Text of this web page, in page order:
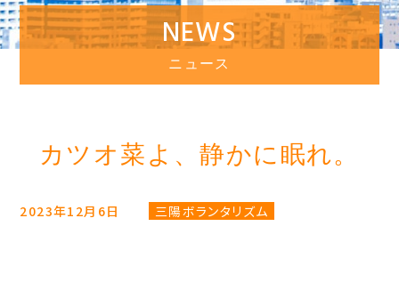
NEWS
ニュース
カツオ菜よ、静かに眠れ。
2023年12月6日 三陽ボランタリズム